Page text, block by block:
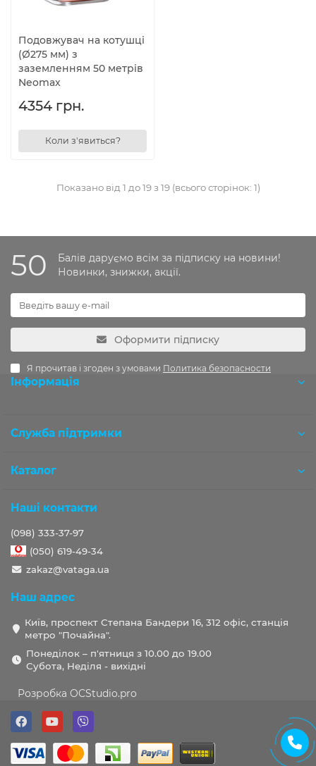
Подовжувач на котушці
(Ø275 мм) з
заземленням 50 метрів
Neomax
4354 грн.
Коли з'явиться?
Показано від 1 до 19 з 19 (всього сторінок: 1)
50
Балів даруємо всім за підписку на новини!
Новинки, знижки, акції.
Оформити підписку
Я прочитав і згоден з умовами Политика безопасности
Інформація
Служба підтримки
Каталог
Наші контакти
(098) 333-37-97
(050) 619-49-34
zakaz@vataga.ua
Наш адрес
Київ, проспект Степана Бандери 16, 312 офіс, станція
метро "Почайна".
Понеділок – п'ятниця з 10.00 до 19.00
Субота, Неділя - вихідні
Розробка OCStudio.pro